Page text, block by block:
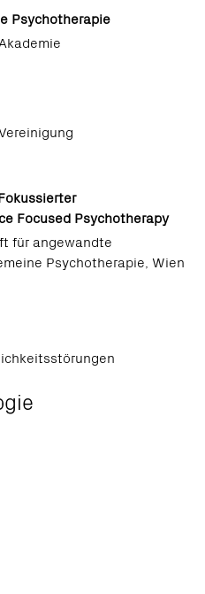
Psychotherapie
Focused Psychotherapy
für angewandte
Psychotherapie, Wien